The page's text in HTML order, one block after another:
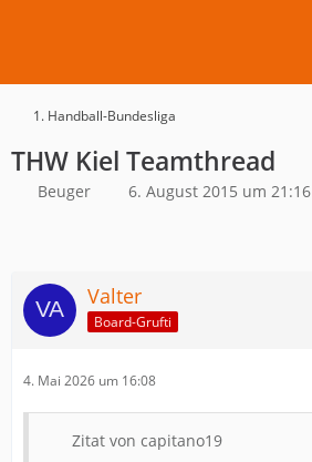
1. Handball-Bundesliga
THW Kiel Teamthread
Beuger 6. August 2015 um 21:16
Valter
Board-Grufti
4. Mai 2026 um 16:08
Zitat von capitano19